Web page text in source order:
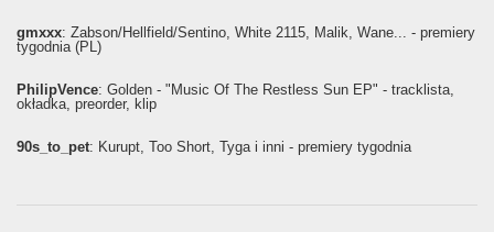
gmxxx: Żabson/Hellfield/Sentino, White 2115, Malik, Wane... - premiery
tygodnia (PL)
PhilipVence: Golden - "Music Of The Restless Sun EP" - tracklista,
okładka, preorder, klip
90s_to_pet: Kurupt, Too Short, Tyga i inni - premiery tygodnia